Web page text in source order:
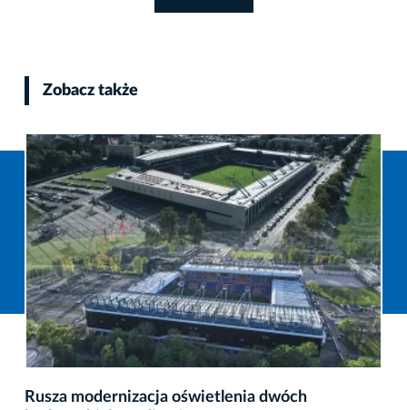
Zobacz także
Rusza modernizacja oświetlenia dwóch